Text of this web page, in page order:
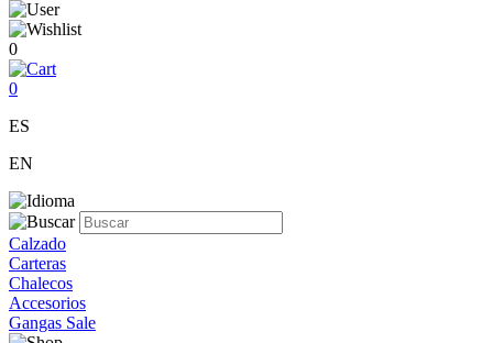
0
0
ES
EN
Calzado
Carteras
Chalecos
Accesorios
Gangas Sale